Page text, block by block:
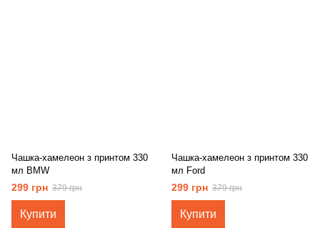
Чашка-хамелеон з принтом 330
мл BMW
299 грн 379 грн
Купити
Чашка-хамелеон з принтом 330
мл Ford
299 грн 379 грн
Купити